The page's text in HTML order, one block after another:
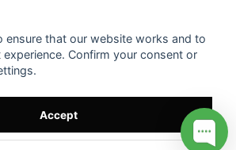
ensure that our website works and to
Confirm your consent or
Accept